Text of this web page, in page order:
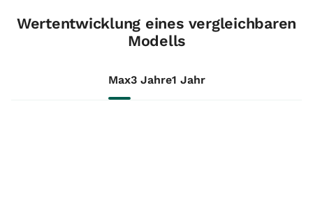
Wertentwicklung eines vergleichbaren
Modells
Max3 Jahre1 Jahr